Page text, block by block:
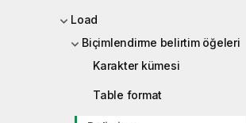
Load
Biçimlendirme belirtim öğeleri
Karakter kümesi
Table format